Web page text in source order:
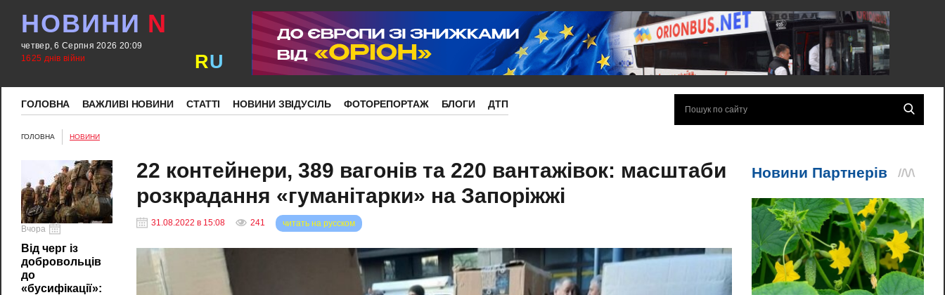
НОВИНИ N
четвер, 6 Серпня 2026 20:09
1625 днів війни
RU
ГОЛОВНА ВАЖЛИВІ НОВИНИ СТАТТІ НОВИНИ ЗВІДУСІЛЬ ФОТОРЕПОРТАЖ БЛОГИ ДТП
ГОЛОВНА НОВИНИ
Вчора
Від черг із
добровольців
до
«бусифікації»:
22 контейнери, 389 вагонів та 220 вантажівок: масштаби
розкрадання «гуманітарки» на Запоріжжі
31.08.2022 в 15:08 241 читать на русском